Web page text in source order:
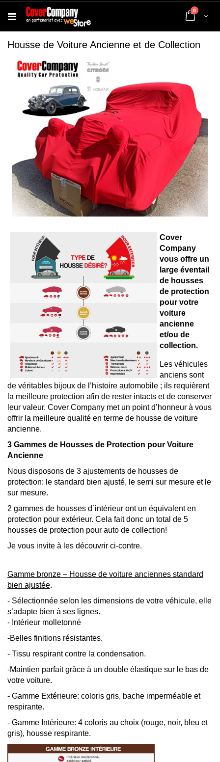
Cart
0 articles
Housse de Voiture Ancienne et de Collection
Cover
Company
vous offre un
large éventail
de housses
de protection
pour votre
voiture
ancienne
et/ou de
collection.
Les véhicules
anciens sont
de véritables bijoux de l’histoire automobile ; ils requièrent
la meilleure protection afin de rester intacts et de conserver
leur valeur. Cover Company met un point d’honneur à vous
offrir la meilleure qualité en terme de housse de voiture
ancienne.
3 Gammes de Housses de Protection pour Voiture
Ancienne
Nous disposons de 3 ajustements de housses de
protection: le standard bien ajusté, le semi sur mesure et le
sur mesure.
2 gammes de housses d´intérieur ont un équivalent en
protection pour extérieur. Cela fait donc un total de 5
housses de protection pour auto de collection!
Je vous invite à les découvrir ci-contre.
Gamme bronze – Housse de voiture anciennes standard
bien ajustée.
- Sélectionnée selon les dimensions de votre véhicule, elle
s’adapte bien à ses lignes.
- Intérieur molletonné
-Belles finitions résistantes.
- Tissu respirant contre la condensation.
-Maintien parfait grâce à un double élastique sur le bas de
votre voiture.
- Gamme Extérieure: coloris gris, bache imperméable et
respirante.
- Gamme Intérieure: 4 coloris au choix (rouge, noir, bleu et
gris), housse respirante.